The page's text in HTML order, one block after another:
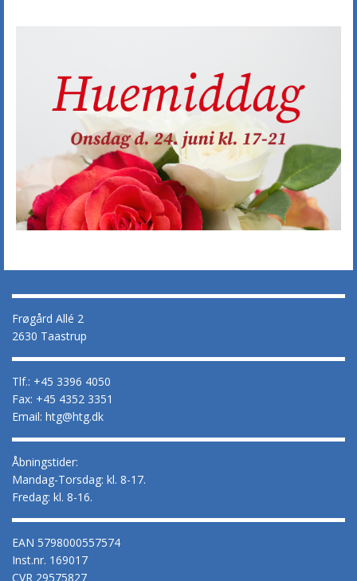
Frøgård Allé 2
2630 Taastrup
Tlf.: +45 3396 4050
Fax: +45 4352 3351
Email: htg@htg.dk
Åbningstider:
Mandag-Torsdag: kl. 8-17.
Fredag: kl. 8-16.
EAN 5798000557574
Inst.nr. 169017
CVR 29575827